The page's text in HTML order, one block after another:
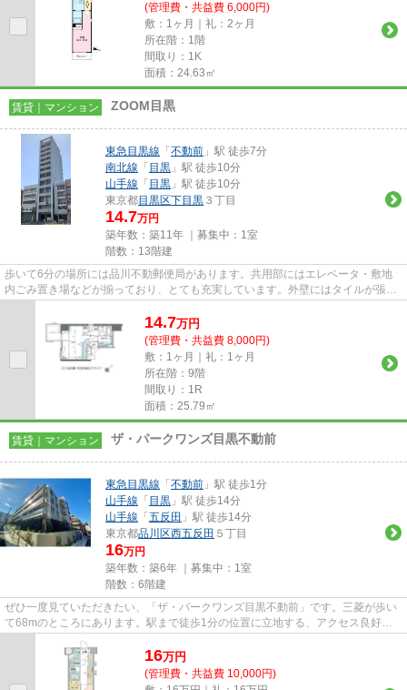
(管理費・共益費 6,000円)
敷：1ヶ月｜礼：2ヶ月
所在階：1階
間取り：1K
面積：24.63㎡
賃貸｜マンション ZOOM目黒
東急目黒線 「 不動前 」駅 徒歩7分
南北線 「 目黒 」駅 徒歩10分
山手線 「 目黒 」駅 徒歩10分
東京都目黒区下目黒 ３丁目
14.7万円
築年数：築11年 ｜募集中： 1室
階数：13階建
歩いて6分の場所には品川不動郵便局があります。共用部にはエレベータ・敷地
内ごみ置き場などが揃っており、とても充実しています。外壁にはタイルが張ら
14.7万円
(管理費・共益費 8,000円)
敷：1ヶ月｜礼：1ヶ月
所在階：9階
間取り：1R
面積：25.79㎡
賃貸｜マンション ザ・パークワンズ目黒不動前
東急目黒線 「 不動前 」駅 徒歩1分
山手線 「 目黒 」駅 徒歩14分
山手線 「 五反田 」駅 徒歩14分
東京都品川区西五反田 ５丁目
16万円
築年数：築6年 ｜募集中： 1室
階数：6階建
ぜひ一度見ていただきたい、「ザ・パークワンズ目黒不動前」です。三菱が歩い
て68mのところにあります。駅まで徒歩1分の位置に立地する、アクセス良好な
物件です。2路線利用可のマンシ...
16万円
(管理費・共益費 10,000円)